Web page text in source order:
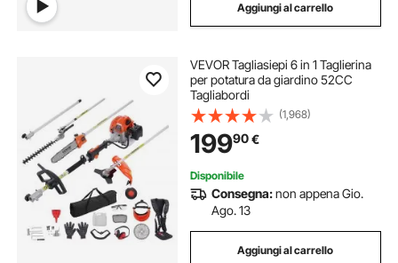
Aggiungi al carrello
VEVOR Tagliasiepi 6 in 1 Taglierina
per potatura da giardino 52CC
Tagliabordi
(1,968)
19990€
Disponibile
Consegna:non appena Gio.
Ago. 13
Aggiungi al carrello